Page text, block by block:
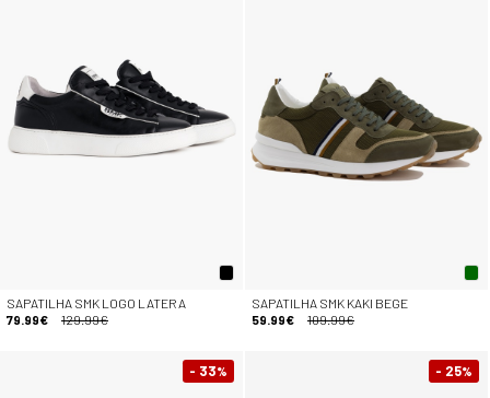
SAPATILHA SMK LOGO LATERA
79.99€
129.99€
SAPATILHA SMK KAKI BEGE
59.99€
109.99€
- 33% - 25%